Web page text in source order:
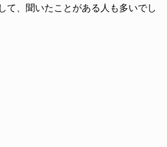
て、聞いたことがある人も多いでし